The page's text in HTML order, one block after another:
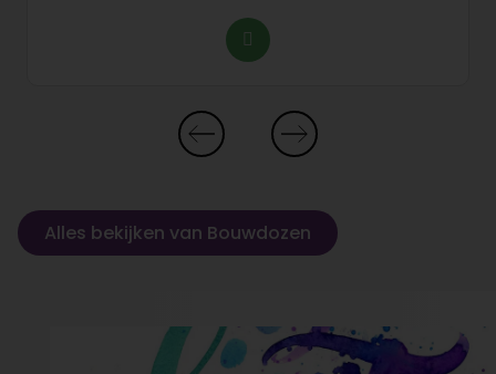
Alles bekijken van Bouwdozen